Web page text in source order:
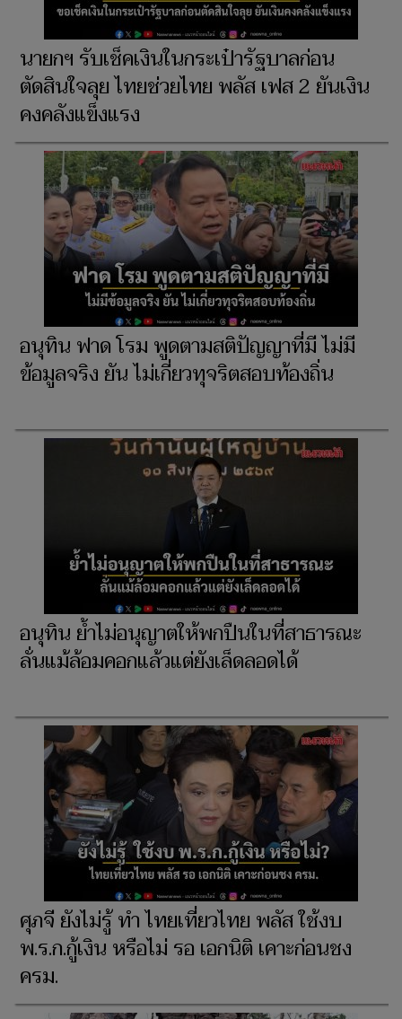
นายกฯ รับเช็คเงินในกระเป๋ารัฐบาลก่อน
ตัดสินใจลุย ไทยช่วยไทย พลัส เฟส 2 ยันเงิน
คงคลังแข็งแรง
อนุทิน ฟาด โรม พูดตามสติปัญญาที่มี ไม่มี
ข้อมูลจริง ยัน ไม่เกี่ยวทุจริตสอบท้องถิ่น
อนุทิน ย้ำไม่อนุญาตให้พกปืนในที่สาธารณะ
ลั่นแม้ล้อมคอกแล้วแต่ยังเล็ดลอดได้
ศุภจี ยังไม่รู้ ทำ ไทยเที่ยวไทย พลัส ใช้งบ
พ.ร.ก.กู้เงิน หรือไม่ รอ เอกนิติ เคาะก่อนชง
ครม.